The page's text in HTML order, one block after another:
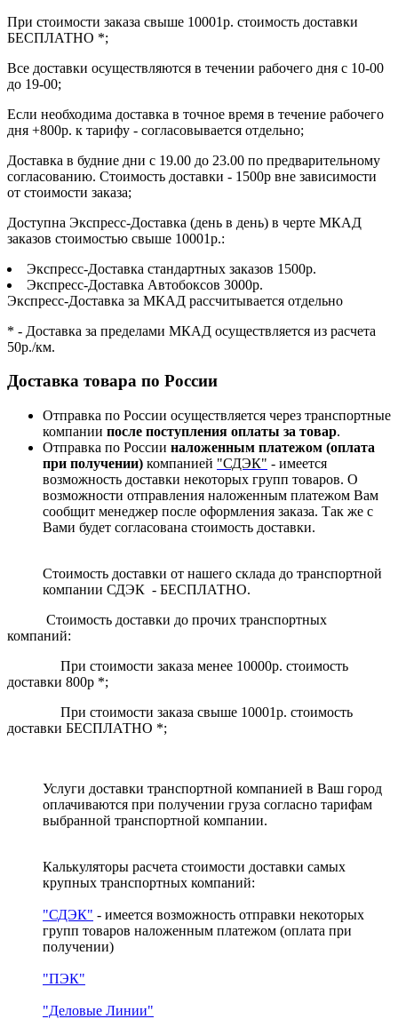
При стоимости заказа свыше 10001р. стоимость доставки
БЕСПЛАТНО *;
Все доставки осуществляются в течении рабочего дня с 10-00
до 19-00;
Если необходима доставка в точное время в течение рабочего
дня +800р. к тарифу - согласовывается отдельно;
Доставка в будние дни с 19.00 до 23.00 по предварительному
согласованию. Стоимость доставки - 1500р вне зависимости
от стоимости заказа;
Доступна Экспресс-Доставка (день в день) в черте МКАД
заказов стоимостью свыше 10001р.:
Экспресс-Доставка стандартных заказов 1500р.
Экспресс-Доставка Автобоксов 3000р.
Экспресс-Доставка за МКАД рассчитывается отдельно
* - Доставка за пределами МКАД осуществляется из расчета
50р./км.
Доставка товара по России
Отправка по России осуществляется через транспортные
компании после поступления оплаты за товар.
Отправка по России наложенным платежом (оплата
при получении) компанией "СДЭК" - имеется
возможность доставки некоторых групп товаров. О
возможности отправления наложенным платежом Вам
сообщит менеджер после оформления заказа. Так же с
Вами будет согласована стоимость доставки.
Стоимость доставки от нашего склада до транспортной
компании СДЭК - БЕСПЛАТНО.
Стоимость доставки до прочих транспортных
компаний:
При стоимости заказа менее 10000р. стоимость
доставки 800р *;
При стоимости заказа свыше 10001р. стоимость
доставки БЕСПЛАТНО *;
Услуги доставки транспортной компанией в Ваш город
оплачиваются при получении груза согласно тарифам
выбранной транспортной компании.
Калькуляторы расчета стоимости доставки самых
крупных транспортных компаний:
"СДЭК" - имеется возможность отправки некоторых
групп товаров наложенным платежом (оплата при
получении)
"ПЭК"
"Деловые Линии"